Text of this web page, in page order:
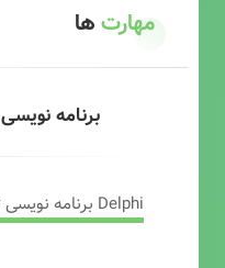
مهارتها
برنامه نویسی
Delphi برنامه نویسی تحت ویندوز